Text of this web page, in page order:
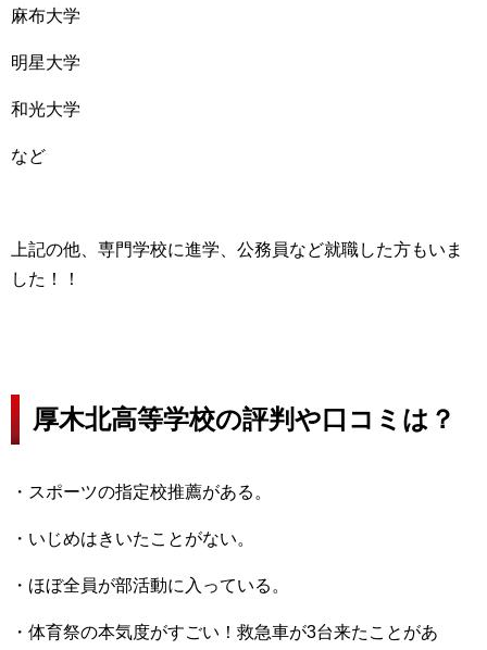
麻布大学
明星大学
和光大学
など
上記の他、専門学校に進学、公務員など就職した方もいま
した！！
厚木北高等学校の評判や口コミは？
・スポーツの指定校推薦がある。
・いじめはきいたことがない。
・ほぼ全員が部活動に入っている。
・体育祭の本気度がすごい！救急車が3台来たことがあ